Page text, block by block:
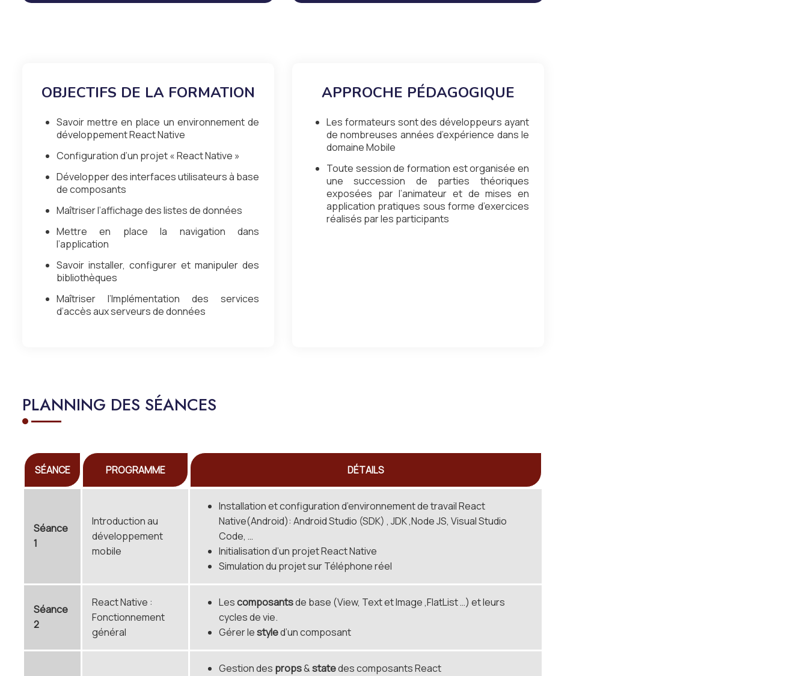
OBJECTIFS DE LA FORMATION
Savoir mettre en place un environnement de
développement React Native
Configuration d’un projet « React Native »
Développer des interfaces utilisateurs à base
de composants
Maîtriser l’affichage des listes de données
Mettre en place la navigation dans
l’application
Savoir installer, configurer et manipuler des
bibliothèques
Maîtriser l’Implémentation des services
d’accès aux serveurs de données
APPROCHE PÉDAGOGIQUE
Les formateurs sont des développeurs ayant
de nombreuses années d’expérience dans le
domaine Mobile
Toute session de formation est organisée en
une succession de parties théoriques
exposées par l’animateur et de mises en
application pratiques sous forme d’exercices
réalisés par les participants
PLANNING DES SÉANCES
SÉANCE PROGRAMME DÉTAILS
Séance
1
Introduction au
développement
mobile
Installation et configuration d’environnement de travail React
Native(Android): Android Studio (SDK) , JDK ,Node JS, Visual Studio
Code, …
Initialisation d’un projet React Native
Simulation du projet sur Téléphone réel
Séance
2
React Native :
Fonctionnement
général
Lescomposantsde base (View, Text et Image ,FlatList …) et leurs
cycles de vie.
Gérer lestyled’un composant
Gestion des props&statedes composants React